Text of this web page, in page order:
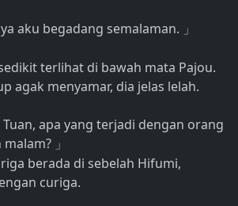
aku begadang semalaman. 」
terlihat di bawah mata Pajou.
agak menyamar, dia jelas lelah.
apa yang terjadi dengan orang
malam? 」
berada di sebelah Hifumi,
curiga.